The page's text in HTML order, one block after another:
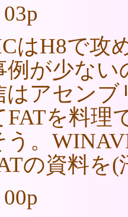
はH8で攻
例が少な
はアセン
FATを料理
う。
の資料を(